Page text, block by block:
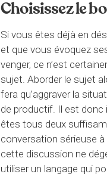
Choisissez le
Si vous êtes déjà en
et que vous évoquez
venger, ce n’est
sujet. Aborder le sujet
fera qu’aggraver la
de productif. Il est
êtes tous deux
conversation sérieuse
cette discussion ne
utiliser un langage qui